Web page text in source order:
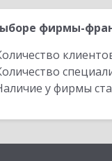
фирмы-
у фирмы